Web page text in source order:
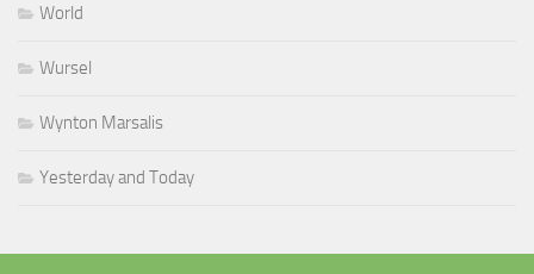
World
Wursel
Wynton Marsalis
Yesterday and Today